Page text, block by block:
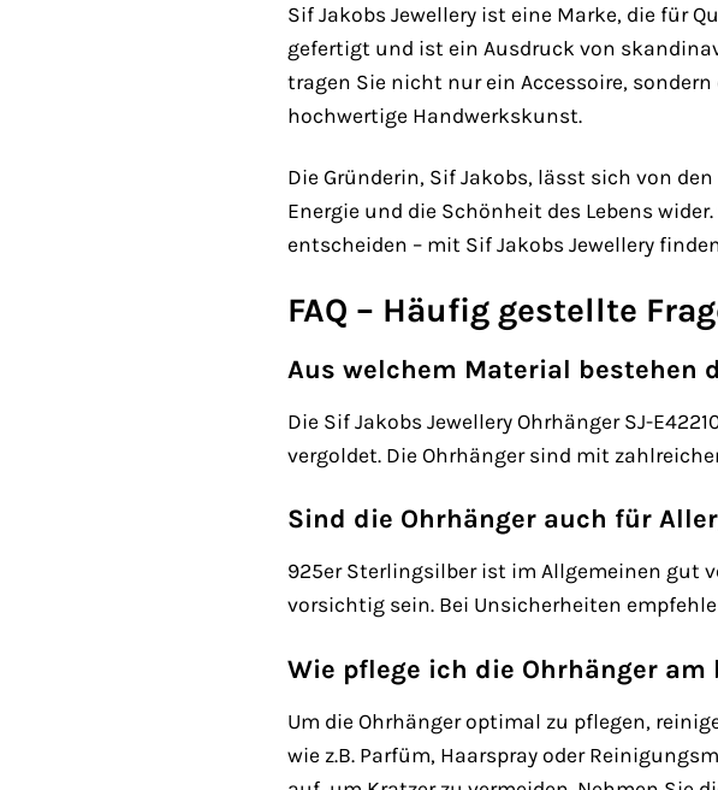
Sif Jakobs Jewellery ist eine Marke, die für
gefertigt und ist ein Ausdruck von
tragen Sie nicht nur ein Accessoire,
hochwertige Handwerkskunst.
Die Gründerin, Sif Jakobs, lässt sich von
Energie und die Schönheit des Lebens
entscheiden – mit Sif Jakobs Jewellery
FAQ – Häufig gestellte
Aus welchem Material bestehen
Die Sif Jakobs Jewellery Ohrhänger SJ-
vergoldet. Die Ohrhänger sind mit
Sind die Ohrhänger auch für
925er Sterlingsilber ist im Allgemeinen gut
vorsichtig sein. Bei Unsicherheiten
Wie pflege ich die Ohrhänger am
Um die Ohrhänger optimal zu pflegen,
wie z.B. Parfüm, Haarspray oder